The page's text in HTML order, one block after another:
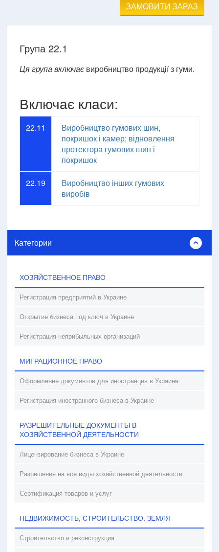
ЗАМОВИТИ ЗАРАЗ
Група 22.1
Ця група включає виробництво продукції з гуми.
Включає класи:
22.11
Виробництво гумових шин,
покришок і камер; відновлення
протектора гумових шин і
покришок
22.19
Виробництво інших гумових
виробів
Категории
ХОЗЯЙСТВЕННОЕ ПРАВО
Регистрация предприятий в Украине
Открытие бизнеса под ключ в Украине
Регистрация неприбыльных организаций
МИГРАЦИОННОЕ ПРАВО
Оформление документов для иностранцев в Украине
Регистрация иностранного бизнеса в Украине
РАЗРЕШИТЕЛЬНЫЕ ДОКУМЕНТЫ В
ХОЗЯЙСТВЕННОЙ ДЕЯТЕЛЬНОСТИ
Лицензирование бизнеса в Украине
Разрешения на все виды хозяйственной деятельности
Сертификация товаров и услуг
НЕДВИЖИМОСТЬ, СТРОИТЕЛЬСТВО, ЗЕМЛЯ
Строительство и реконструкция